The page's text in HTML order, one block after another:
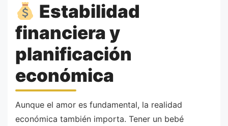
Estabilidad
financiera y
planificación
económica
Aunque el amor es fundamental, la realidad
económica también importa. Tener un bebé